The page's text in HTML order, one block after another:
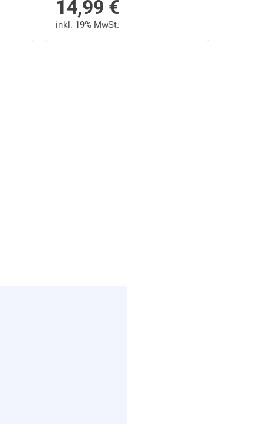
14,99 €
inkl. 19% MwSt.